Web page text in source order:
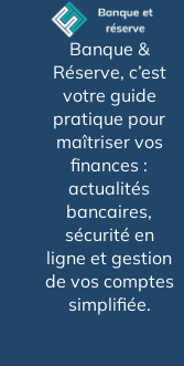
Banque &
Réserve, c’est
votre guide
pratique pour
maîtriser vos
finances :
actualités
bancaires,
sécurité en
ligne et gestion
de vos comptes
simplifiée.